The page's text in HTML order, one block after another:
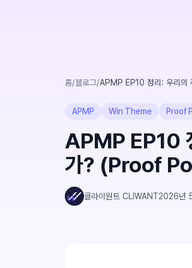
홈/블로그/APMP EP10 정리: 우리의
APMP Win Theme Proof
APMP EP10
가? (Proof
클라이원트 CLIWANT2026년